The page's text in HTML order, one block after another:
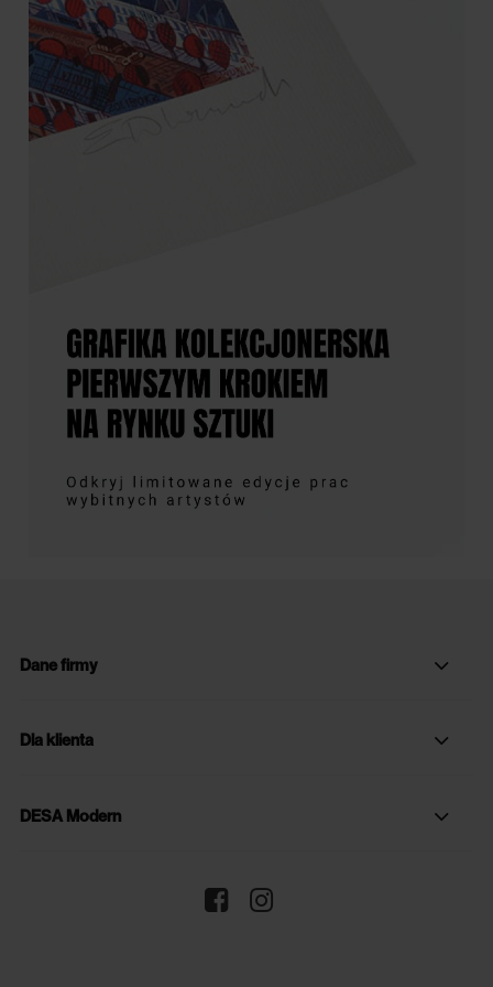
8 490,00 zł
Dane firmy
Dla klienta
DESA Modern